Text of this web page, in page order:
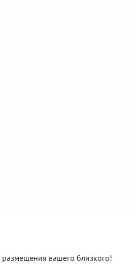
размещения вашего близкого!